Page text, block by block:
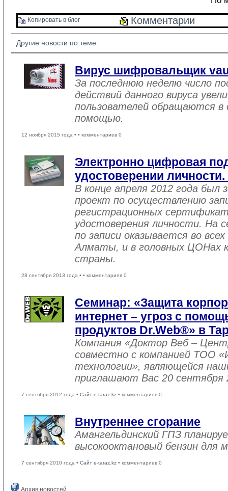
Копировать в блог Комментарии
Другие новости по теме:
Вирус шифровальщик
За последнюю неделю число
действий данного вируса
пользователей обращаются в
помощью.
12 ноября 2015 года • • комментариев 0
Электронно цифровая
удостоверении личности.
В конце апреля 2012 года был
проект по осуществлению
регистрационных
удостоверения личности. На
по записи оказывается во
Алматы, и в головных ЦОНах
страны.
28 сентября 2013 года • • комментариев 0
Семинар: «Защита
интернет – угроз с
продуктов Dr.Web®» в
Компания «Доктор Веб –
совместно с компанией ТОО
технологии», являющейся
приглашают Вас 20 сентября
7 сентября 2012 года • Сайт e-taraz.kz • комментариев 0
Внутреннее сгорание
Амангельдинский ГПЗ
высокооктановый бензин для
7 сентября 2010 года • Сайт e-taraz.kz • комментариев 0
Архив новостей